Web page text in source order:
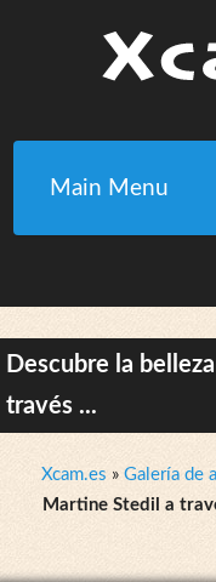
Main Menu
Descubre la
través ...
Xcam.es » Galería de
Martine Stedil a